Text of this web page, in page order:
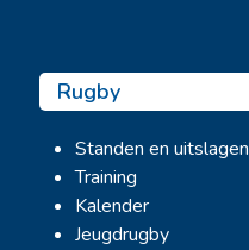
Rugby
Standen en uitslagen
Training
Kalender
Jeugdrugby